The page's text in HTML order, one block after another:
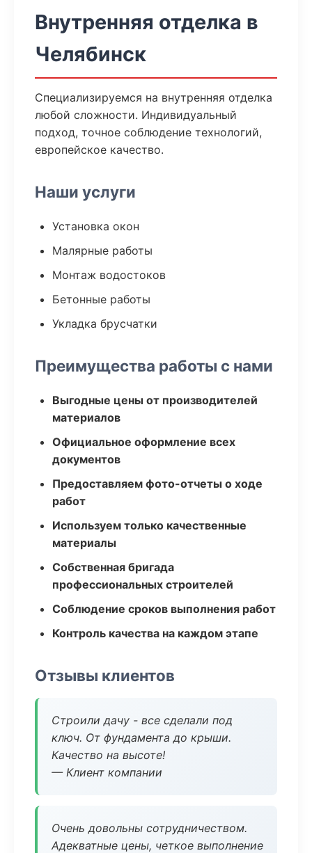
Внутренняя отделка в
Челябинск
Специализируемся на внутренняя отделка
любой сложности. Индивидуальный
подход, точное соблюдение технологий,
европейское качество.
Наши услуги
Установка окон
Малярные работы
Монтаж водостоков
Бетонные работы
Укладка брусчатки
Преимущества работы с нами
Выгодные цены от производителей
материалов
Официальное оформление всех
документов
Предоставляем фото-отчеты о ходе
работ
Используем только качественные
материалы
Собственная бригада
профессиональных строителей
Соблюдение сроков выполнения работ
Контроль качества на каждом этапе
Отзывы клиентов
Строили дачу - все сделали под
ключ. От фундамента до крыши.
Качество на высоте!
— Клиент компании
Очень довольны сотрудничеством.
Адекватные цены, четкое выполнение